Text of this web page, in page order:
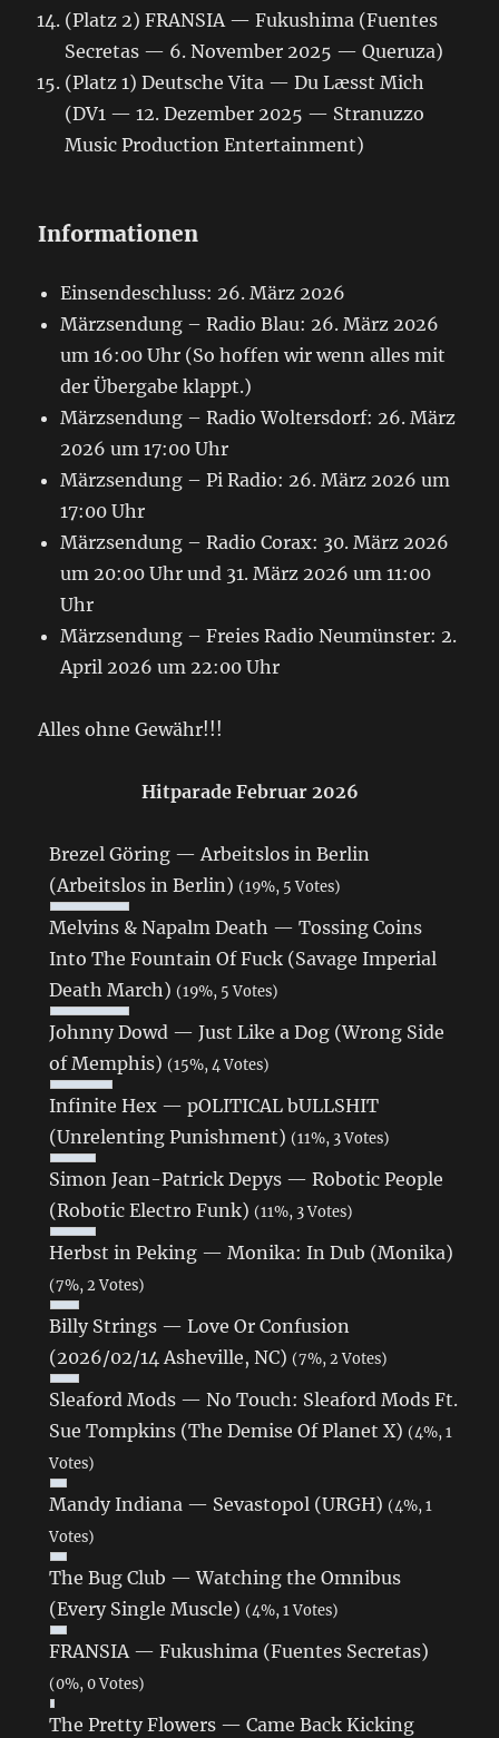
(Platz 2) FRANSIA — Fukushima (Fuentes
Secretas — 6. November 2025 — Queruza)
(Platz 1) Deutsche Vita — Du Læsst Mich
(DV1 — 12. Dezember 2025 — Stranuzzo
Music Production Entertainment)
Informationen
Einsendeschluss: 26. März 2026
Märzsendung – Radio Blau: 26. März 2026
um 16:00 Uhr (So hoffen wir wenn alles mit
der Übergabe klappt.)
Märzsendung – Radio Woltersdorf: 26. März
2026 um 17:00 Uhr
Märzsendung – Pi Radio: 26. März 2026 um
17:00 Uhr
Märzsendung – Radio Corax: 30. März 2026
um 20:00 Uhr und 31. März 2026 um 11:00
Uhr
Märzsendung – Freies Radio Neumünster: 2.
April 2026 um 22:00 Uhr
Alles ohne Gewähr!!!
Hitparade Februar 2026
Brezel Göring — Arbeitslos in Berlin
(Arbeitslos in Berlin) (19%, 5 Votes)
Melvins & Napalm Death — Tossing Coins
Into The Fountain Of Fuck (Savage Imperial
Death March) (19%, 5 Votes)
Johnny Dowd — Just Like a Dog (Wrong Side
of Memphis) (15%, 4 Votes)
Infinite Hex — pOLITICAL bULLSHIT
(Unrelenting Punishment) (11%, 3 Votes)
Simon Jean-Patrick Depys — Robotic People
(Robotic Electro Funk) (11%, 3 Votes)
Herbst in Peking — Monika: In Dub (Monika)
(7%, 2 Votes)
Billy Strings — Love Or Confusion
(2026/02/14 Asheville, NC) (7%, 2 Votes)
Sleaford Mods — No Touch: Sleaford Mods Ft.
Sue Tompkins (The Demise Of Planet X) (4%, 1
Votes)
Mandy Indiana — Sevastopol (URGH) (4%, 1
Votes)
The Bug Club — Watching the Omnibus
(Every Single Muscle) (4%, 1 Votes)
FRANSIA — Fukushima (Fuentes Secretas)
(0%, 0 Votes)
The Pretty Flowers — Came Back Kicking